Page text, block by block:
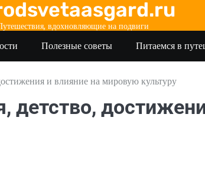
вдохновляющие на подвиги
Полезные советы Питаемся в
и влияние на мировую культуру
детство,